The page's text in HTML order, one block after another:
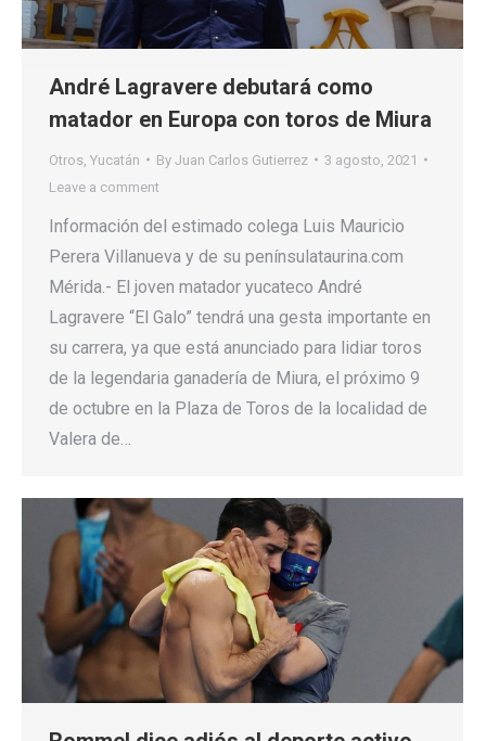
André Lagravere debutará como
matador en Europa con toros de Miura
Otros Yucatán By Juan Carlos Gutierrez
3 agosto, 2021
Leave a comment
Información del estimado colega Luis Mauricio
Perera Villanueva y de su penínsulataurina.com
Mérida.- El joven matador yucateco André
Lagravere “El Galo” tendrá una gesta importante en
su carrera, ya que está anunciado para lidiar toros
de la legendaria ganadería de Miura, el próximo 9
de octubre en la Plaza de Toros de la localidad de
Valera de…